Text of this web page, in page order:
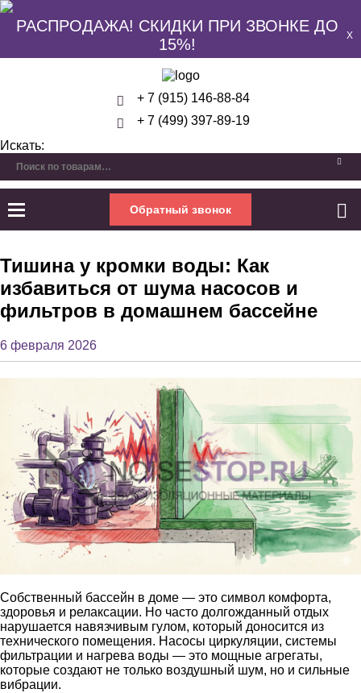
РАСПРОДАЖА! СКИДКИ ПРИ ЗВОНКЕ ДО
15%!
X
+ 7 (915) 146-88-84
+ 7 (499) 397-89-19
Искать:
Обратный звонок
Тишина у кромки воды: Как
избавиться от шума насосов и
фильтров в домашнем бассейне
6 февраля 2026
Собственный бассейн в доме — это символ комфорта,
здоровья и релаксации. Но часто долгожданный отдых
нарушается навязчивым гулом, который доносится из
технического помещения. Насосы циркуляции, системы
фильтрации и нагрева воды — это мощные агрегаты,
которые создают не только воздушный шум, но и сильные
вибрации.